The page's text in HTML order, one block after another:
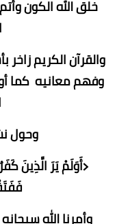
خلق الله الكون
والقرآن الكريم زاخر
وفهم معانيه كما
وحول
﴿أَوَلَمْ يَرَ الَّذِينَ
وأمرنا الله